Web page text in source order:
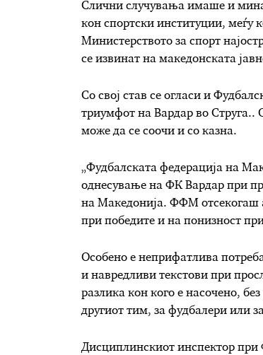
Слични случувања имаше и
кон спортски институции, меѓу
Министерството за спорт
се извинат на македонската
Со свој став се огласи и
триумфот на Вардар во Струга..
може да се соочи и со казна.
„Фудбалската федерација на
однесување на ФК Вардар при
на Македонија. ФФМ отсекогаш
при победите и на понизност
Особено е неприфатлива
и навредливи текстови при
разлика кон кого е насочено,
другиот тим, за фудбалери или
Дисциплинскиот инспектор